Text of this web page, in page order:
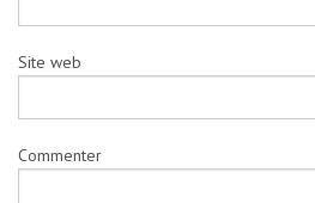
Site web
Commenter